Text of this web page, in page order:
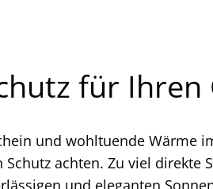
für Ihren
und wohltuende Wärme
achten. Zu viel
und eleganten